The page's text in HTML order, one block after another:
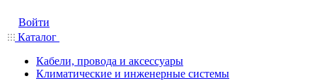
Войти
Каталог
Кабели, провода и аксессуары
Климатические и инженерные системы